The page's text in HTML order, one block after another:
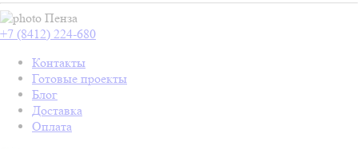
Пенза
+7 (8412) 224-680
Контакты
Готовые проекты
Блог
Доставка
Оплата